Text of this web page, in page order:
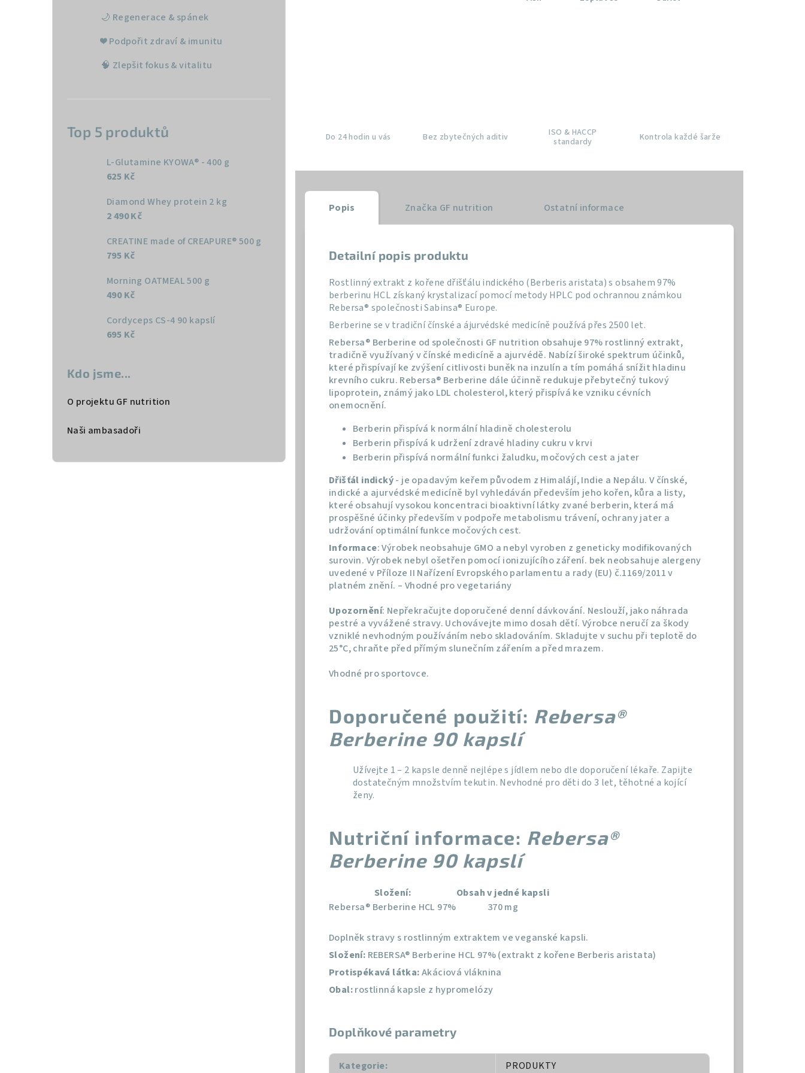
🌙 Regenerace & spánek
❤️ Podpořit zdraví & imunitu
🧠 Zlepšit fokus & vitalitu
Top 5 produktů
L-Glutamine KYOWA® - 400 g
625 Kč
Diamond Whey protein 2 kg
2 490 Kč
CREATINE made of CREAPURE® 500 g
795 Kč
Morning OATMEAL 500 g
490 Kč
Cordyceps CS-4 90 kapslí
695 Kč
Kdo jsme...
O projektu GF nutrition
Naši ambasadoři
Do 24 hodin u vás Bez zbytečných aditiv
ISO & HACCP
standardy
Kontrola každé šarže
Popis Značka GF nutrition Ostatní informace
Detailní popis produktu
Rostlinný extrakt z kořene dřišťálu indického (Berberis aristata) s obsahem 97%
berberinu HCL získaný krystalizací pomocí metody HPLC pod ochrannou známkou
Rebersa® společnosti Sabinsa® Europe.
Berberine se v tradiční čínské a ájurvédské medicíně používá přes 2500 let.
Rebersa® Berberine od společnosti GF nutrition obsahuje 97% rostlinný extrakt,
tradičně využívaný v čínské medicíně a ajurvédě. Nabízí široké spektrum účinků,
které přispívají ke zvýšení citlivosti buněk na inzulín a tím pomáhá snížit hladinu
krevního cukru. Rebersa® Berberine dále účinně redukuje přebytečný tukový
lipoprotein, známý jako LDL cholesterol, který přispívá ke vzniku cévních
onemocnění.
Berberin přispívá k normální hladině cholesterolu
Berberin přispívá k udržení zdravé hladiny cukru v krvi
Berberin přispívá normální funkci žaludku, močových cest a jater
Dřišťál indický- je opadavým keřem původem z Himalájí, Indie a Nepálu. V čínské,
indické a ajurvédské medicíně byl vyhledáván především jeho kořen, kůra a listy,
které obsahují vysokou koncentraci bioaktivní látky zvané berberin, která má
prospěšné účinky především v podpoře metabolismu trávení, ochrany jater a
udržování optimální funkce močových cest.
Informace: Výrobek neobsahuje GMO a nebyl vyroben z geneticky modifikovaných
surovin. Výrobek nebyl ošetřen pomocí ionizujícího záření. bek neobsahuje alergeny
uvedené v Příloze II Nařízení Evropského parlamentu a rady (EU) č.1169/2011 v
platném znění. – Vhodné pro vegetariány
Upozornění: Nepřekračujte doporučené denní dávkování. Neslouží, jako náhrada
pestré a vyvážené stravy. Uchovávejte mimo dosah dětí. Výrobce neručí za škody
vzniklé nevhodným používáním nebo skladováním. Skladujte v suchu při teplotě do
25°C, chraňte před přímým slunečním zářením a před mrazem.
Vhodné pro sportovce.
Doporučené použití: Rebersa®
Berberine 90 kapslí
Užívejte 1 – 2 kapsle denně nejlépe s jídlem nebo dle doporučení lékaře. Zapijte
dostatečným množstvím tekutin. Nevhodné pro děti do 3 let, těhotné a kojící
ženy.
Nutriční informace: Rebersa®
Berberine 90 kapslí
Složení:
Obsah v jedné kapsli
Rebersa® Berberine HCL 97%
370 mg
Doplněk stravy s rostlinným extraktem ve veganské kapsli.
Složení: REBERSA® Berberine HCL 97% (extrakt z kořene Berberis aristata)
Protispékavá látka:Akáciová vláknina
Obal:rostlinná kapsle z hypromelózy
Doplňkové parametry
Kategorie:
PRODUKTY